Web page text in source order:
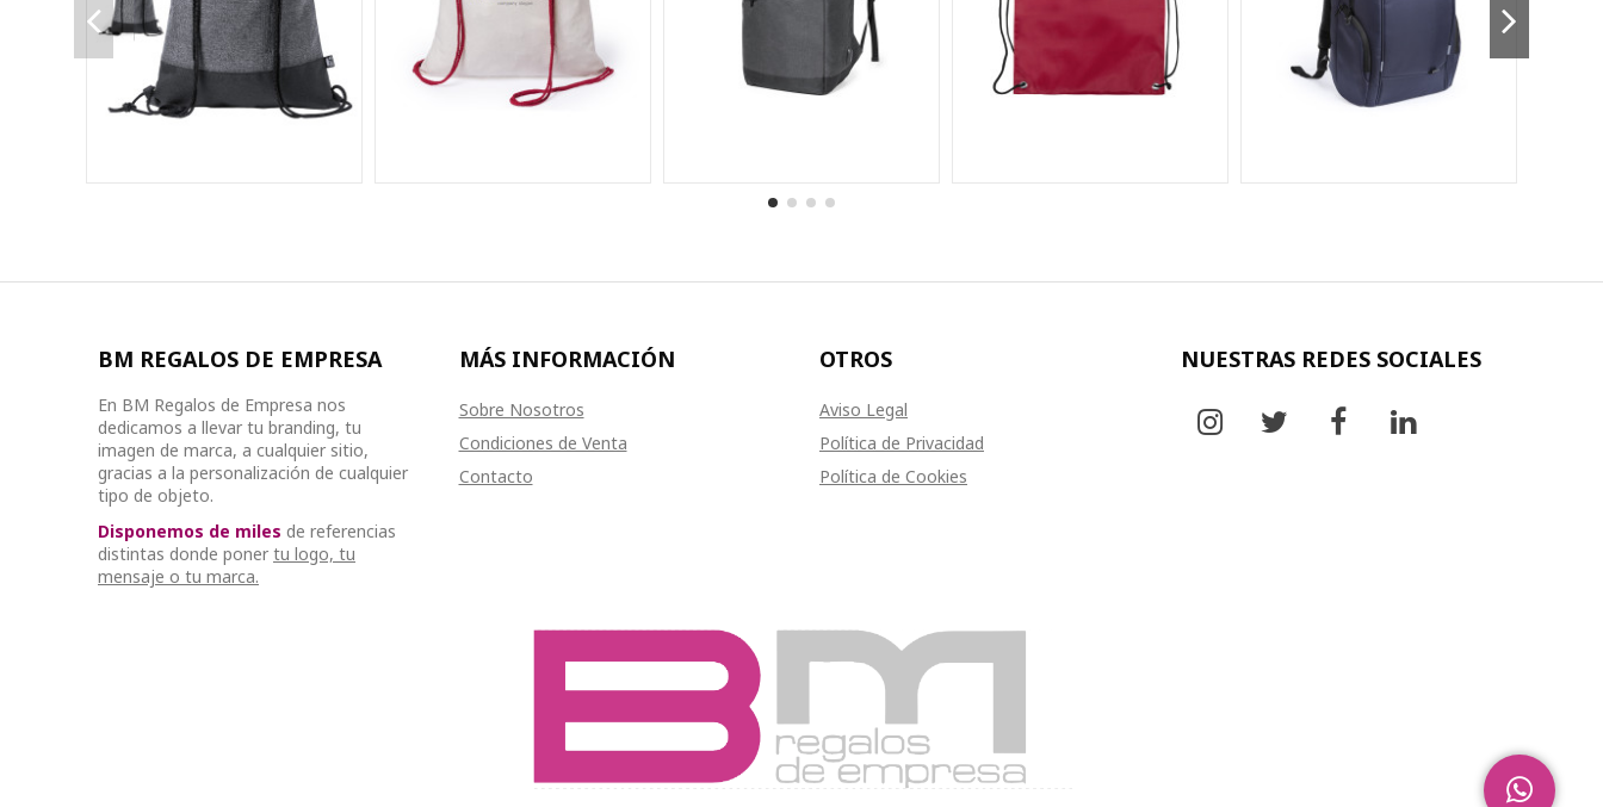
BM REGALOS DE EMPRESA
En BM Regalos de Empresa nos
dedicamos a llevar tu branding, tu
imagen de marca, a cualquier sitio,
gracias a la personalización de cualquier
tipo de objeto.
Disponemos de miles de referencias
distintas donde poner tu logo, tu
mensaje o tu marca.
MÁS INFORMACIÓN
Sobre Nosotros
Condiciones de Venta
Contacto
OTROS
Aviso Legal
Política de Privacidad
Política de Cookies
NUESTRAS REDES SOCIALES